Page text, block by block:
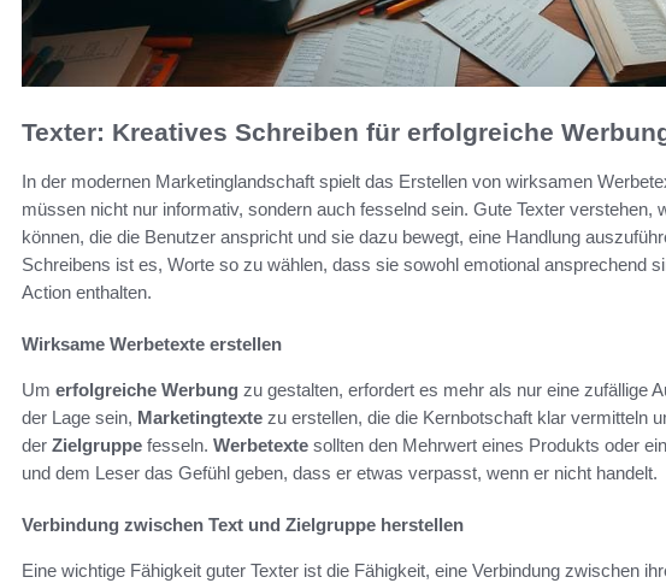
Texter: Kreatives Schreiben für erfolgreiche
In der modernen Marketinglandschaft spielt das Erstellen von wirksamen
müssen nicht nur informativ, sondern auch fesselnd sein. Gute Texter verstehen,
können, die die Benutzer anspricht und sie dazu bewegt, eine Handlung
Schreibens ist es, Worte so zu wählen, dass sie sowohl emotional ansprechend
Action enthalten.
Wirksame Werbetexte erstellen
Um erfolgreiche Werbung zu gestalten, erfordert es mehr als nur eine zufällige
der Lage sein, Marketingtexte zu erstellen, die die Kernbotschaft klar vermitteln
der Zielgruppe fesseln. Werbetexte sollten den Mehrwert eines Produkts oder
und dem Leser das Gefühl geben, dass er etwas verpasst, wenn er nicht handelt.
Verbindung zwischen Text und Zielgruppe herstellen
Eine wichtige Fähigkeit guter Texter ist die Fähigkeit, eine Verbindung zwischen